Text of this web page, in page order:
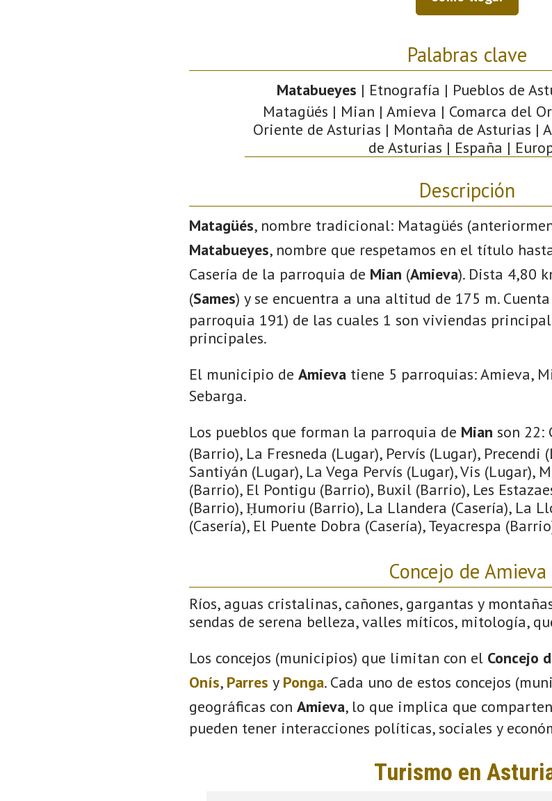
Palabras clave
Matabueyes | Etnografía | Pueblos de
Matagüés | Mian | Amieva | Comarca del
Oriente de Asturias | Montaña de Asturias |
de Asturias | España |
Descripción
Matagüés, nombre tradicional: Matagüés
Matabueyes, nombre que respetamos en el título
Casería de la parroquia de Mian (Amieva). Dista 4,80
(Sames) y se encuentra a una altitud de 175 m.
parroquia 191) de las cuales 1 son viviendas
principales.
El municipio de Amieva tiene 5 parroquias: Amieva,
Sebarga.
Los pueblos que forman la parroquia de Mian son 22:
(Barrio), La Fresneda (Lugar), Pervís (Lugar), Precendi
Santiyán (Lugar), La Vega Pervís (Lugar), Vis (Lugar),
(Barrio), El Pontigu (Barrio), Buxil (Barrio), Les
(Barrio), Ḥumoriu (Barrio), La Llandera (Casería), La
(Casería), El Puente Dobra (Casería), Teyacrespa
Concejo de Amieva
Ríos, aguas cristalinas, cañones, gargantas y
sendas de serena belleza, valles míticos, mitología,
Los concejos (municipios) que limitan con el Concejo
Onís, Parres y Ponga. Cada uno de estos concejos
geográficas con Amieva, lo que implica que
pueden tener interacciones políticas, sociales y